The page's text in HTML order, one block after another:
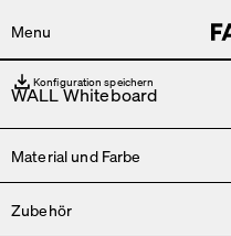
Menu
WALL Whiteboard
Material und Farbe
Bitte wählen
Kork
Zubehör
Konfiguration speichern